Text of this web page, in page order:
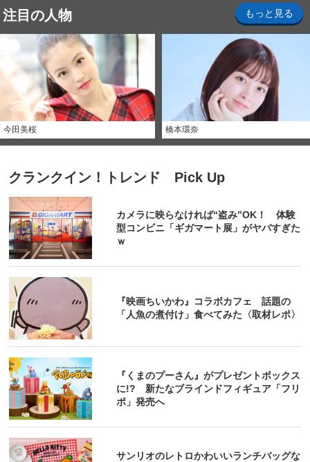
注目の人物 もっと見る
今田美桜 橋本環奈
クランクイン！トレンド Pick Up
カメラに映らなければ“盗み”OK！ 体験
型コンビニ「ギガマート展」がヤバすぎた
ｗ
『映画ちいかわ』コラボカフェ 話題の
「人魚の煮付け」食べてみた〈取材レポ〉
『くまのプーさん』がプレゼントボックス
に!? 新たなブラインドフィギュア「フリ
ポ」発売へ
サンリオのレトロかわいいランチバッグな